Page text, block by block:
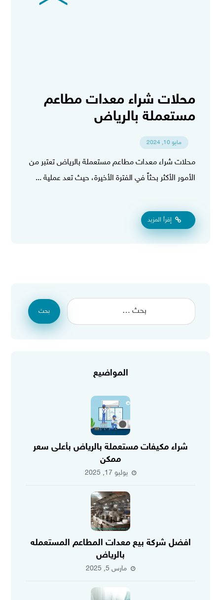
محلات شراء معدات مطاعم
مستعملة بالرياض
مايو 10, 2024
محلات شراء معدات مطاعم مستعملة بالرياض تعتبر من
الأمور الأكثر بحثاً في الفترة الأخيرة، حيث تعد عملية ...
إقرأ المزيد
بحث
المواضيع
شراء مكيفات مستعملة بالرياض بأعلى سعر
ممكن
يوليو 17, 2025
افضل شركة بيع معدات المطاعم المستعمله
بالرياض
مارس 5, 2025